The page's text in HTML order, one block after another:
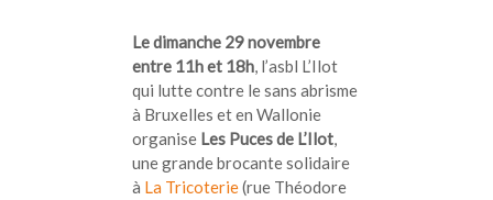
Le dimanche 29 novembre
entre 11h et 18h, l’asbl L’Ilot
qui lutte contre le sans abrisme
à Bruxelles et en Wallonie
organise Les Puces de L’Ilot,
une grande brocante solidaire
à La Tricoterie(rue Théodore